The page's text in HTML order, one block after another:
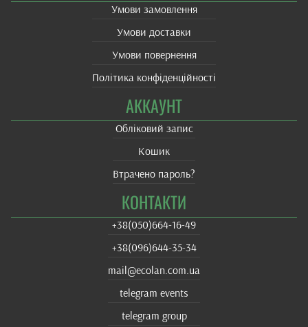
Умови замовлення
Умови доставки
Умови повернення
Політика конфіденційності
АККАУНТ
Обліковий запис
Кошик
Втрачено пароль?
КОНТАКТИ
+38(‎050)664-16-49
+38‎(096)644-35-34
mail@ecolan.com.ua
telegram events
telegram group